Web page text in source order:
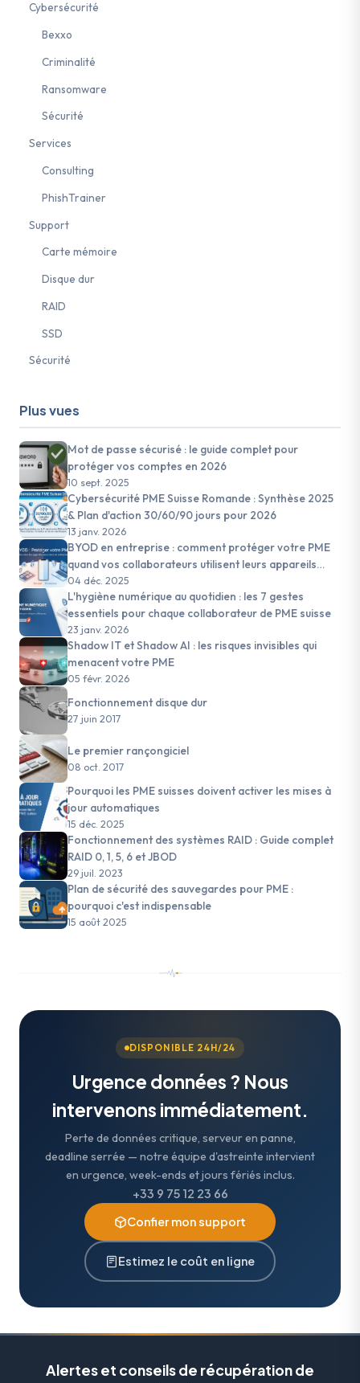
Cybersécurité
Bexxo
Criminalité
Ransomware
Sécurité
Services
Consulting
PhishTrainer
Support
Carte mémoire
Disque dur
RAID
SSD
Sécurité
Plus vues
Mot de passe sécurisé : le guide complet pour
protéger vos comptes en 2026
10 sept. 2025
Cybersécurité PME Suisse Romande : Synthèse 2025
& Plan d'action 30/60/90 jours pour 2026
13 janv. 2026
BYOD en entreprise : comment protéger votre PME
quand vos collaborateurs utilisent leurs appareils
personnels
04 déc. 2025
L'hygiène numérique au quotidien : les 7 gestes
essentiels pour chaque collaborateur de PME suisse
23 janv. 2026
Shadow IT et Shadow AI : les risques invisibles qui
menacent votre PME
05 févr. 2026
Fonctionnement disque dur
27 juin 2017
Le premier rançongiciel
08 oct. 2017
Pourquoi les PME suisses doivent activer les mises à
jour automatiques
15 déc. 2025
Fonctionnement des systèmes RAID : Guide complet
RAID 0, 1, 5, 6 et JBOD
29 juil. 2023
Plan de sécurité des sauvegardes pour PME :
pourquoi c'est indispensable
15 août 2025
DISPONIBLE 24H/24
Urgence données ? Nous
intervenons immédiatement.
Perte de données critique, serveur en panne,
deadline serrée — notre équipe d'astreinte intervient
en urgence, week-ends et jours fériés inclus.
+33 9 75 12 23 66
Confier mon support
Estimez le coût en ligne
Alertes et conseils de récupération de